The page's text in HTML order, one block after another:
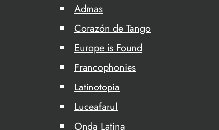
Admas
Corazón de Tango
Europe is Found
Francophonies
Latinotopia
Luceafarul
Onda Latina